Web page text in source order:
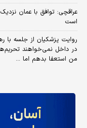
عراقچی: توافق با عمان
است
روایت پزشکیان از جلسه با
در داخل نمی‌خواهند
من استعفا بدهم اما ...